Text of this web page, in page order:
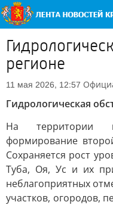
регионе
11 мая 2026, 12:57
Гидрологическая
На территории
формирование
Сохраняется рост
Туба, Оя, Ус и их
неблагоприятных
участков, огородов,